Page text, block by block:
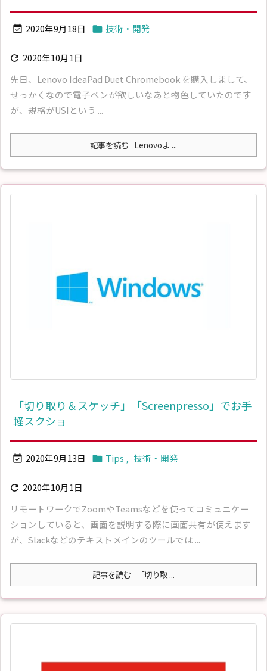
 2020年9月18日  技術・開発
 2020年10月1日
先日、Lenovo IdeaPad Duet Chromebook を購入しまして、
せっかくなので電子ペンが欲しいなあと物色していたのです
が、規格がUSIという ...
記事を読む Lenovoよ ...
「切り取り＆スケッチ」「Screenpresso」でお手
軽スクショ
 2020年9月13日  Tips , 技術・開発
 2020年10月1日
リモートワークでZoomやTeamsなどを使ってコミュニケー
ションしていると、画面を説明する際に画面共有が使えます
が、Slackなどのテキストメインのツールでは ...
記事を読む 「切り取 ...